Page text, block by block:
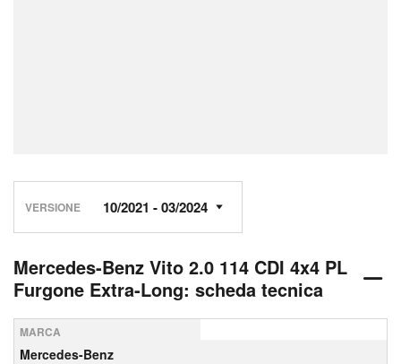
VERSIONE
Mercedes-Benz Vito 2.0 114 CDI 4x4 PL
Furgone Extra-Long: scheda tecnica
MARCA
Mercedes-Benz